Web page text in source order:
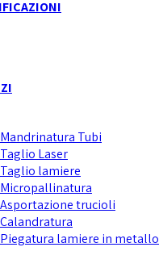
Mandrinatura Tubi
Taglio Laser
Taglio lamiere
Micropallinatura
Asportazione trucioli
Calandratura
Piegatura lamiere in metallo